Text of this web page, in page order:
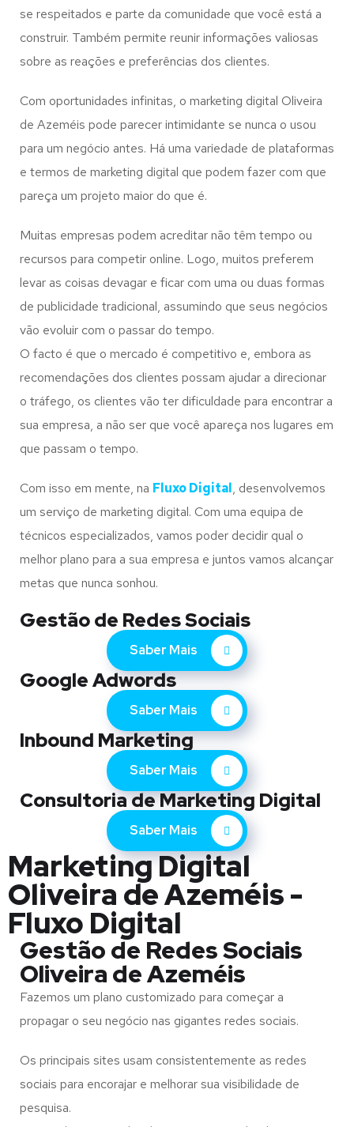
se respeitados e parte da comunidade que você está a
construir. Também permite reunir informações valiosas
sobre as reações e preferências dos clientes.
Com oportunidades infinitas, o marketing digital Oliveira
de Azeméis pode parecer intimidante se nunca o usou
para um negócio antes. Há uma variedade de plataformas
e termos de marketing digital que podem fazer com que
pareça um projeto maior do que é.
Muitas empresas podem acreditar não têm tempo ou
recursos para competir online. Logo, muitos preferem
levar as coisas devagar e ficar com uma ou duas formas
de publicidade tradicional, assumindo que seus negócios
vão evoluir com o passar do tempo.
O facto é que o mercado é competitivo e, embora as
recomendações dos clientes possam ajudar a direcionar
o tráfego, os clientes vão ter dificuldade para encontrar a
sua empresa, a não ser que você apareça nos lugares em
que passam o tempo.
Com isso em mente, na Fluxo Digital, desenvolvemos
um serviço de marketing digital. Com uma equipa de
técnicos especializados, vamos poder decidir qual o
melhor plano para a sua empresa e juntos vamos alcançar
metas que nunca sonhou.
Gestão de Redes Sociais
Saber Mais
Google Adwords
Saber Mais
Inbound Marketing
Saber Mais
Consultoria de Marketing Digital
Saber Mais
Marketing Digital
Oliveira de Azeméis -
Fluxo Digital
Gestão de Redes Sociais
Oliveira de Azeméis
Fazemos um plano customizado para começar a
propagar o seu negócio nas gigantes redes sociais.
Os principais sites usam consistentemente as redes
sociais para encorajar e melhorar sua visibilidade de
pesquisa.